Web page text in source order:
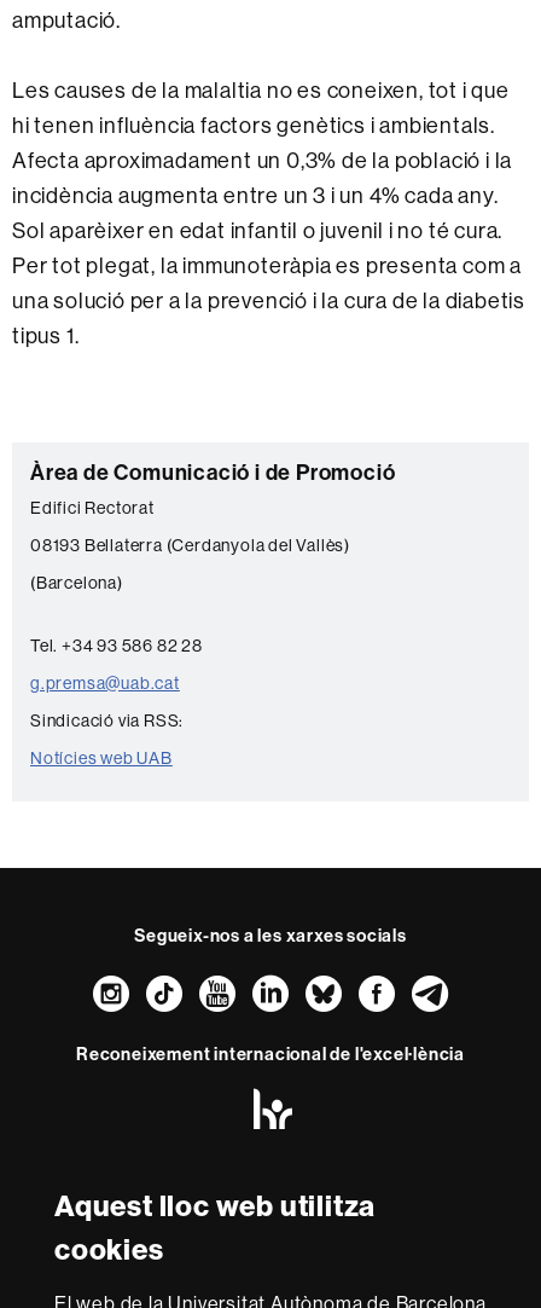
Aquest lloc web utilitza
cookies
El web de la Universitat Autònoma de Barcelona
amputació.
Les causes de la malaltia no es coneixen, tot i que
hi tenen influència factors genètics i ambientals.
Afecta aproximadament un 0,3% de la població i la
incidència augmenta entre un 3 i un 4% cada any.
Sol aparèixer en edat infantil o juvenil i no té cura.
Per tot plegat, la immunoteràpia es presenta com a
una solució per a la prevenció i la cura de la diabetis
tipus 1.
C
o
n
t
c
t
e
Àrea de Comunicació i de Promoció
Edifici Rectorat
08193 Bellaterra (Cerdanyola del Vallès)
(Barcelona)
Tel. +34 93 586 82 28
g.premsa@uab.cat
Sindicació via RSS:
Notícies web UAB
Segueix-nos a les xarxes socials
Instagram
TikTokYouTube
LinkedIn
Bluesky
Reconeixement internacional de l'excel·lència
-
Euraxess
Amb el finançament de
Sobre